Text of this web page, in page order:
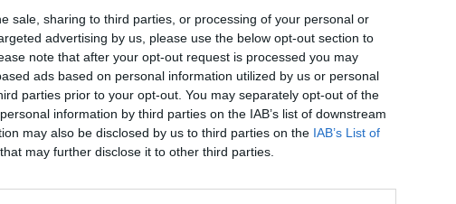
sale, sharing to third parties, or processing of your personal or
advertising by us, please use the below opt-out section to
note that after your opt-out request is processed you may
ads based on personal information utilized by us or personal
parties prior to your opt-out. You may separately opt-out of the
information by third parties on the IAB’s list of downstream
may also be disclosed by us to third parties on the IAB’s List of
that may further disclose it to other third parties.